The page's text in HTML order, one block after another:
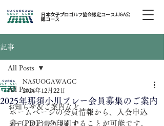
日本女子プロゴルフ協会認定コースJJGA公
認コース
記事
All Posts
お知らせ＆ご案内など
メディアに載りました
All Posts
2025年那須小川プレー会員募集のご案内
NASUOGAWAGC
2024年12月22日
ホームページの会員情報から、入会申込
書（PDF）を印刷することが可能です。